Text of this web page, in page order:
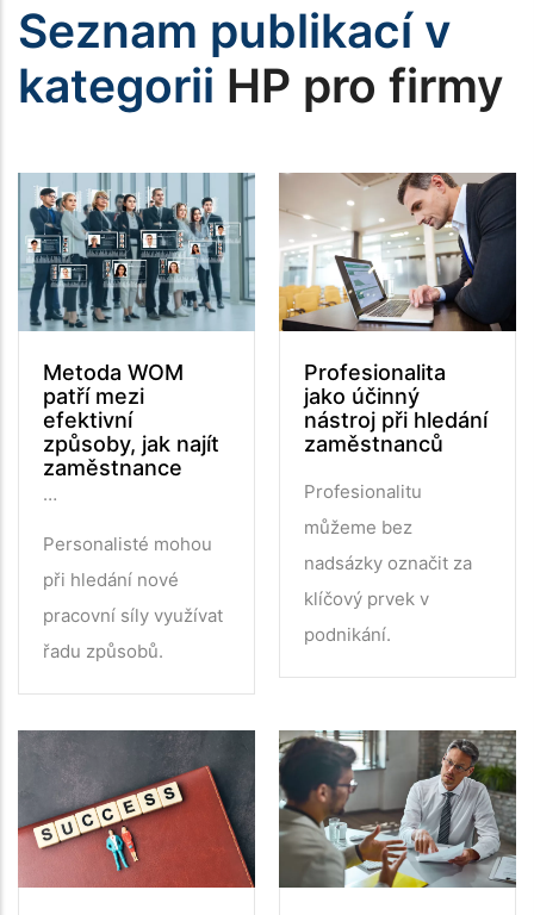
Seznam publikací v
kategorii HP pro firmy
Metoda WOM
patří mezi
efektivní
způsoby, jak najít
zaměstnance
…
Personalisté mohou
při hledání nové
pracovní síly využívat
řadu způsobů.
Profesionalita
jako účinný
nástroj při hledání
zaměstnanců
Profesionalitu
můžeme bez
nadsázky označit za
klíčový prvek v
podnikání.